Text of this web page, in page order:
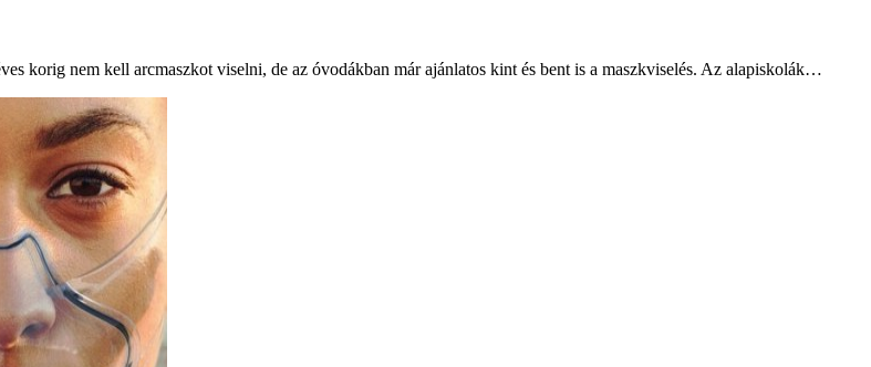
korig nem kell arcmaszkot viselni, de az óvodákban már ajánlatos kint és bent is a maszkviselés. Az alapiskolák…